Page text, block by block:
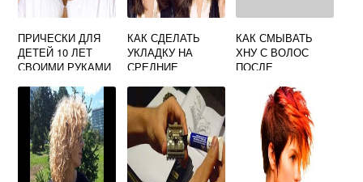
ПРИЧЕСКИ ДЛЯ
ДЕТЕЙ 10 ЛЕТ
СВОИМИ РУКАМИ
КАК СДЕЛАТЬ
УКЛАДКУ НА
СРЕДНИЕ
КАК СМЫВАТЬ
ХНУ С ВОЛОС
ПОСЛЕ
ДОМАШНИХ
УСЛОВИЯХ